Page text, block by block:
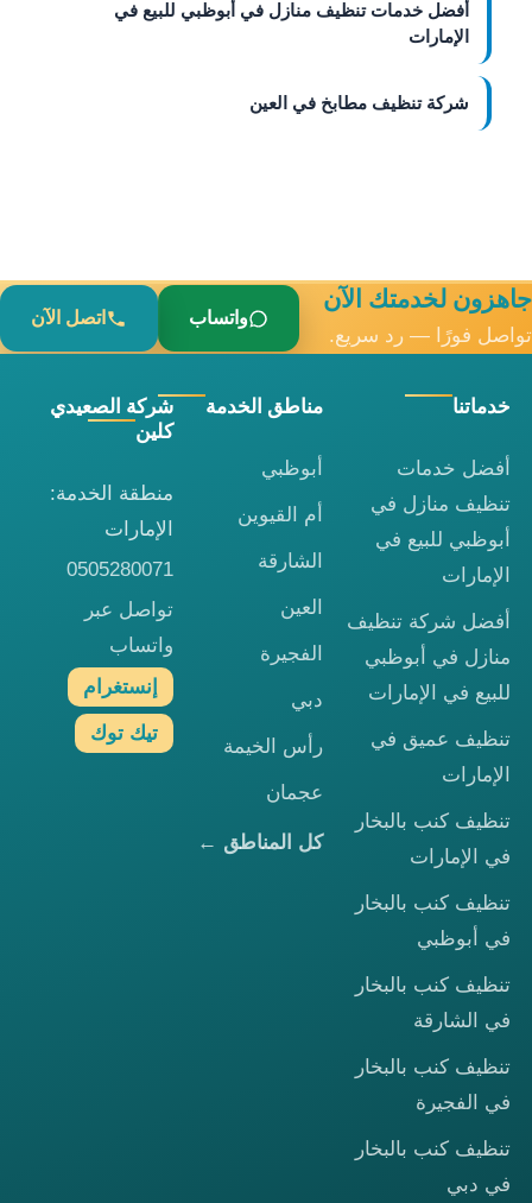
أفضل خدمات تنظيف منازل في أبوظبي للبيع في
الإمارات
شركة تنظيف مطابخ في العين
جاهزون لخدمتك الآن
تواصل فورًا — رد سريع.
واتساب اتصل الآن
خدماتنا
أفضل خدمات
تنظيف منازل في
أبوظبي للبيع في
الإمارات
أفضل شركة تنظيف
منازل في أبوظبي
للبيع في الإمارات
تنظيف عميق في
الإمارات
تنظيف كنب بالبخار
في الإمارات
تنظيف كنب بالبخار
في أبوظبي
تنظيف كنب بالبخار
في الشارقة
تنظيف كنب بالبخار
في الفجيرة
تنظيف كنب بالبخار
في دبي
مناطق الخدمة
أبوظبي
أم القيوين
الشارقة
العين
الفجيرة
دبي
رأس الخيمة
عجمان
كل المناطق ←
شركة الصعيدي
كلين
منطقة الخدمة:
الإمارات
0505280071
تواصل عبر
واتساب
إنستغرام
تيك توك